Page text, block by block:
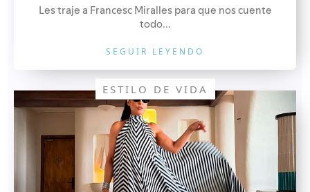
Les traje a Francesc Miralles para que nos cuente
todo...
SEGUIR LEYENDO
ESTILO DE VIDA